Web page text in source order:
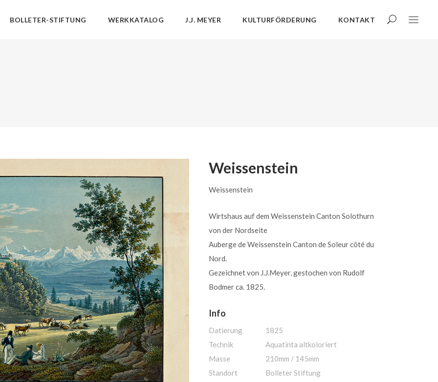
BOLLETER-STIFTUNG WERKKATALOG J.J. MEYER KULTURFÖRDERUNG KONTAKT
Weissenstein
Weissenstein
Wirtshaus auf dem Weissenstein Canton Solothurn
von der Nordseite
Auberge de Weissenstein Canton de Soleur côté du
Nord.
Gezeichnet von J.J.Meyer, gestochen von Rudolf
Bodmer ca. 1825.
Info
Datierung
1825
Technik
Aquatinta altkoloriert
Masse
210mm / 145mm
Standort
Bolleter Stiftung